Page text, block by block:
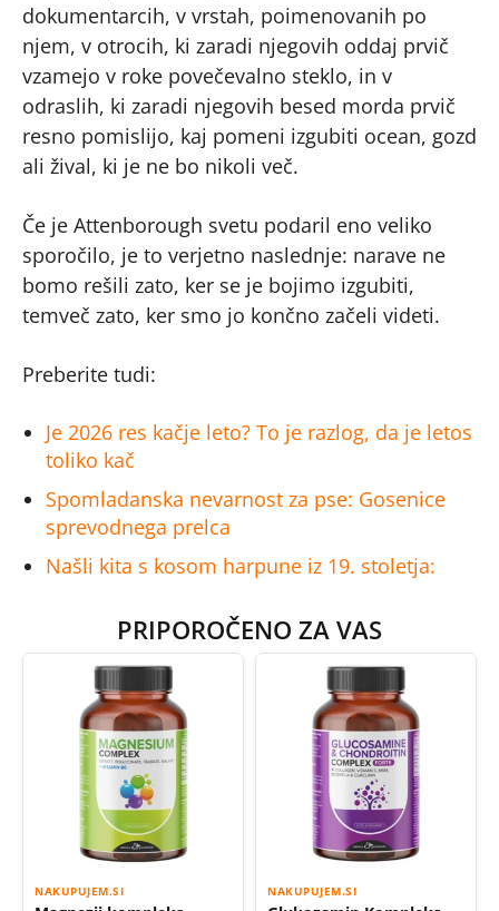
dokumentarcih, v vrstah, poimenovanih po
njem, v otrocih, ki zaradi njegovih oddaj prvič
vzamejo v roke povečevalno steklo, in v
odraslih, ki zaradi njegovih besed morda prvič
resno pomislijo, kaj pomeni izgubiti ocean, gozd
ali žival, ki je ne bo nikoli več.
Če je Attenborough svetu podaril eno veliko
sporočilo, je to verjetno naslednje: narave ne
bomo rešili zato, ker se je bojimo izgubiti,
temveč zato, ker smo jo končno začeli videti.
Preberite tudi:
Je 2026 res kačje leto? To je razlog, da je letos
toliko kač
Spomladanska nevarnost za pse: Gosenice
sprevodnega prelca
Našli kita s kosom harpune iz 19. stoletja:
PRIPOROČENO ZA VAS
NAKUPUJEM.SI NAKUPUJEM.SI